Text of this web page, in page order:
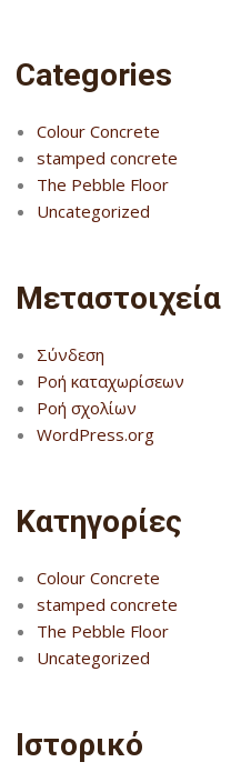
Categories
Colour Concrete
stamped concrete
The Pebble Floor
Uncategorized
Μεταστοιχεία
Σύνδεση
Ροή καταχωρίσεων
Ροή σχολίων
WordPress.org
Kατηγορίες
Colour Concrete
stamped concrete
The Pebble Floor
Uncategorized
Ιστορικό